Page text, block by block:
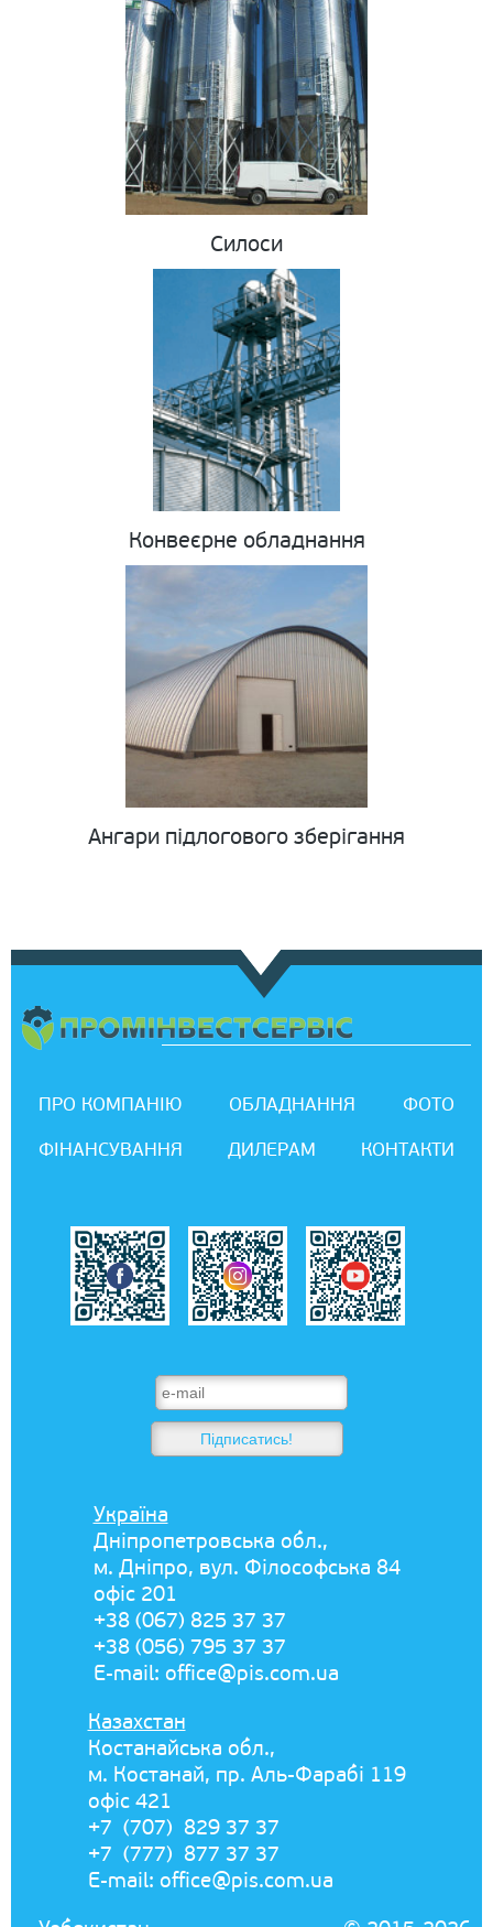
Силоси
Конвеєрне обладнання
Ангари підлогового зберігання
ПРО КОМПАНІЮ ОБЛАДНАННЯ
ФОТО
ФІНАНСУВАННЯ
ДИЛЕРАМ КОНТАКТИ
Україна
Дніпропетровська обл.,
м. Дніпро, вул. Філософська 84
офіс 201
+38 (067) 825 37 37
+38 (056) 795 37 37
E-mail: office@pis.com.ua
Казахстан
Костанайська обл.,
м. Костанай, пр. Аль-Фарабі 119
офіс 421
+7 (707) 829 37 37
+7 (777) 877 37 37
E-mail: office@pis.com.ua